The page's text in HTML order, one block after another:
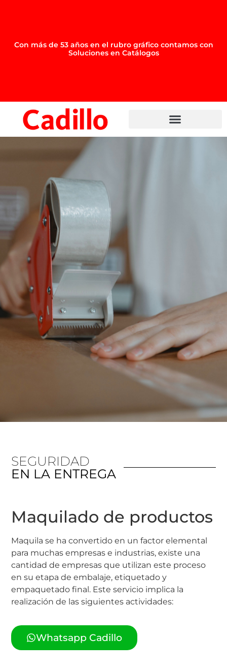
Con más de 53 años en el rubro gráfico contamos con
Soluciones en Merchandising
SEGURIDAD
EN LA ENTREGA
Maquilado de productos
Maquila se ha convertido en un factor elemental
para muchas empresas e industrias, existe una
cantidad de empresas que utilizan este proceso
en su etapa de embalaje, etiquetado y
empaquetado final. Este servicio implica la
realización de las siguientes actividades:
Whatsapp Cadillo